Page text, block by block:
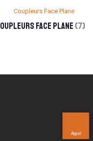
Face Plane (7)
Appel